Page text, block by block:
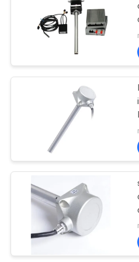
Dispositivi
catena
del